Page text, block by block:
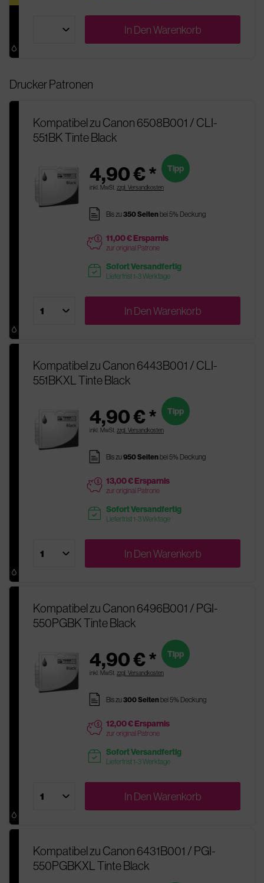
In DenWarenkorb
Drucker Patronen
Kompatibel zu Canon 6508B001 / CLI-
551BK Tinte Black
4,90 € *
inkl. MwSt. zzgl. Versandkosten
Tipp
pages Bis zu350 Seitenbei 5% Deckung
price 11,00 € Ersparnis
zur original Patrone
readytoship Sofort Versandfertig
Lieferfrist 1-3 Werktage
In DenWarenkorb
Kompatibel zu Canon 6443B001 / CLI-
551BKXL Tinte Black
4,90 € *
inkl. MwSt. zzgl. Versandkosten
Tipp
pages Bis zu950 Seitenbei 5% Deckung
price 13,00 € Ersparnis
zur original Patrone
readytoship Sofort Versandfertig
Lieferfrist 1-3 Werktage
In DenWarenkorb
Kompatibel zu Canon 6496B001 / PGI-
550PGBK Tinte Black
4,90 € *
inkl. MwSt. zzgl. Versandkosten
Tipp
pages Bis zu300 Seitenbei 5% Deckung
price 12,00 € Ersparnis
zur original Patrone
readytoship Sofort Versandfertig
Lieferfrist 1-3 Werktage
In DenWarenkorb
Kompatibel zu Canon 6431B001 / PGI-
550PGBKXL Tinte Black